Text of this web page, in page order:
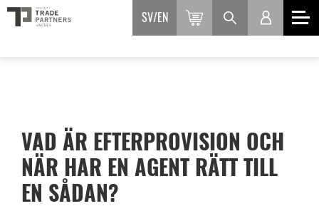
SV EN
VAD ÄR EFTERPROVISION OCH
NÄR HAR EN AGENT RÄTT TILL
EN SÅDAN?